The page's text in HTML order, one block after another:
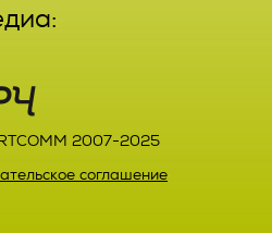
2007-2025
соглашение